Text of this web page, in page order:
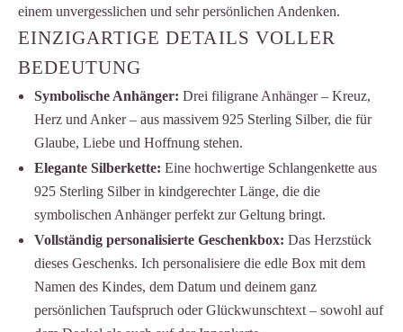
einem unvergesslichen und sehr persönlichen Andenken.
EINZIGARTIGE DETAILS VOLLER
BEDEUTUNG
Symbolische Anhänger: Drei filigrane Anhänger – Kreuz,
Herz und Anker – aus massivem 925 Sterling Silber, die für
Glaube, Liebe und Hoffnung stehen.
Elegante Silberkette: Eine hochwertige Schlangenkette aus
925 Sterling Silber in kindgerechter Länge, die die
symbolischen Anhänger perfekt zur Geltung bringt.
Vollständig personalisierte Geschenkbox: Das Herzstück
dieses Geschenks. Ich personalisiere die edle Box mit dem
Namen des Kindes, dem Datum und deinem ganz
persönlichen Taufspruch oder Glückwunschtext – sowohl auf